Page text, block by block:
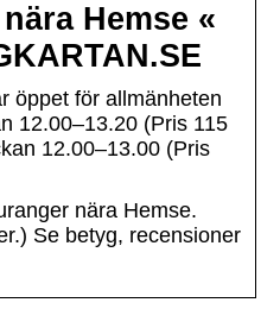
Hemse «
öppet för allmänheten
12.00–13.20 (Pris 115
12.00–13.00 (Pris
nära Hemse.
Se betyg, recensioner